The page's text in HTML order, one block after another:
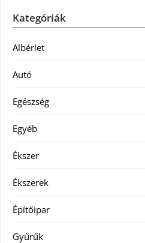
Kategóriák
Albérlet
Autó
Egészség
Egyéb
Ékszer
Ékszerek
Építőipar
Gyűrűk